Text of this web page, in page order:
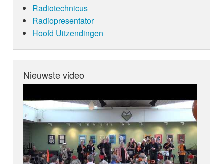
Radiotechnicus
Radiopresentator
Hoofd Uitzendingen
Nieuwste video